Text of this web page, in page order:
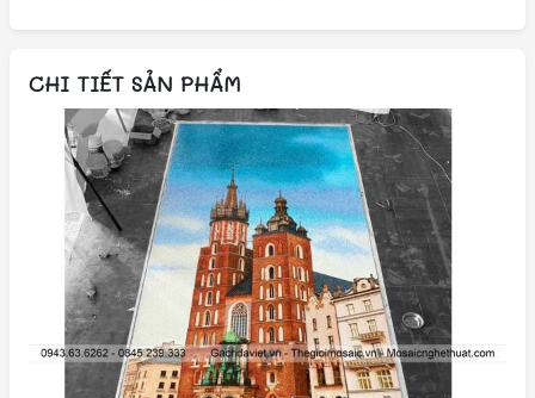
CHI TIẾT SẢN PHẨM